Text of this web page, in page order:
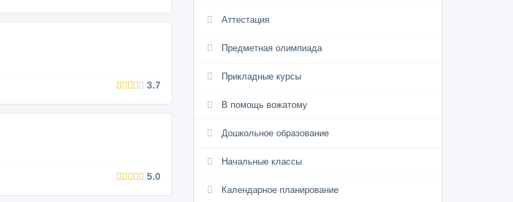
3.7
5.0
Аттестация
Предметная олимпиада
Прикладные курсы
В помощь вожатому
Дошкольное образование
Начальные классы
Календарное планирование